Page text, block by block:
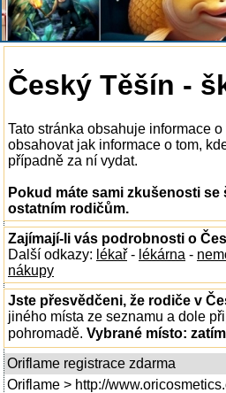
Český Těšín -
Tato stránka obsahuje informace
obsahovat jak informace o tom,
případně za ní vydat.
Pokud máte sami zkušenosti
ostatním rodičům.
Zajímají-li vás podrobnosti o
Další odkazy: lékař - lékárna -
nákupy
Jste přesvědčeni, že rodiče v
jiného místa ze seznamu a dole
pohromadě. Vybrané místo:
Oriflame registrace zdarma
Oriflame > http://